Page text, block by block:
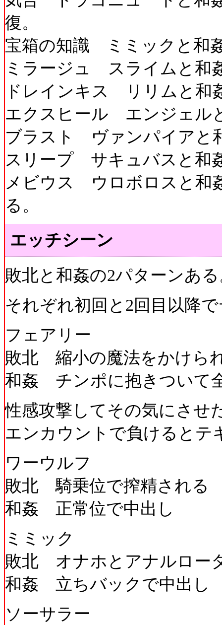
復。
宝箱の知識 ミミックと和
ミラージュ スライムと和
ドレインキス リリムと和
エクスヒール エンジェル
ブラスト ヴァンパイアと
スリープ サキュバスと和
メビウス ウロボロスと和
る。
エッチシーン
敗北と和姦の2パターンあ
それぞれ初回と2回目以降
フェアリー
敗北 縮小の魔法をかけら
和姦 チンポに抱きついて
性感攻撃してその気にさせ
エンカウントで負けるとテ
ワーウルフ
敗北 騎乗位で搾精される
和姦 正常位で中出し
ミミック
敗北 オナホとアナルロー
和姦 立ちバックで中出し
ソーサラー